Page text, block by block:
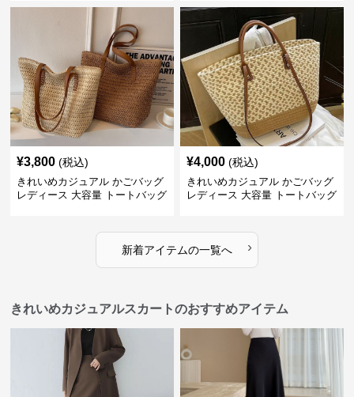
繍デザイン 肩掛け おしゃれ
¥3,800 (税込)
きれいめカジュアル かごバッグ
レディース 大容量 トートバッグ
¥4,000 (税込)
きれいめカジュアル かごバッグ
レディース 大容量 トートバッグ
新着アイテムの一覧へ ›
きれいめカジュアルスカートのおすすめアイテム